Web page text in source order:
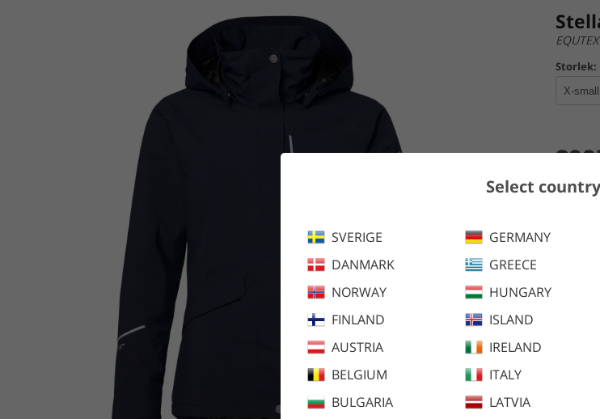
Select country
SVERIGE
DANMARK
NORWAY
FINLAND
AUSTRIA
BELGIUM
BULGARIA
GERMANY
GREECE
HUNGARY
ISLAND
IRELAND
ITALY
LATVIA
EQUTEX
Storlek:
En
Finns